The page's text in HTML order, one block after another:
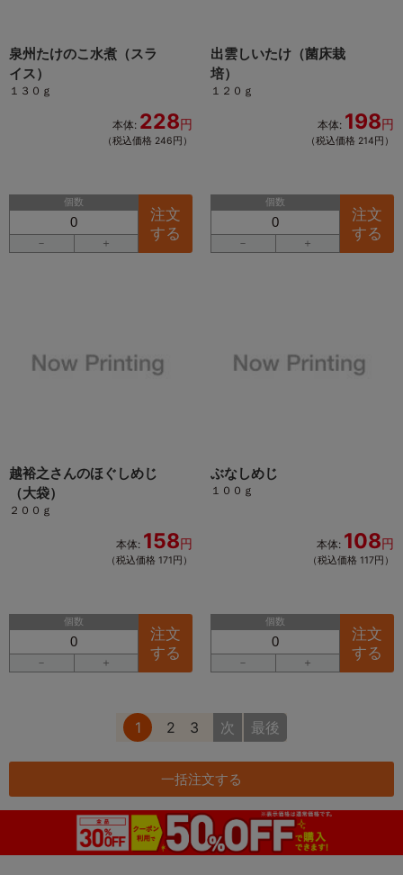
泉州たけのこ水煮（スラ
イス）
１３０ｇ
本体: 228円
（税込価格 246円）
個数
－ ＋
注文
する
出雲しいたけ（菌床栽
培）
１２０ｇ
本体: 198円
（税込価格 214円）
個数
－ ＋
注文
する
越裕之さんのほぐしめじ
（大袋）
２００ｇ
本体: 158円
（税込価格 171円）
個数
－ ＋
注文
する
ぶなしめじ
１００ｇ
本体: 108円
（税込価格 117円）
個数
－ ＋
注文
する
1 2 3 次 最後
一括注文する